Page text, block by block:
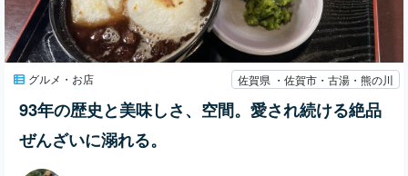
グルメ・お店 佐賀県 ・佐賀市・古湯・熊の川
93年の歴史と美味しさ、空間。愛され続ける絶品
ぜんざいに溺れる。